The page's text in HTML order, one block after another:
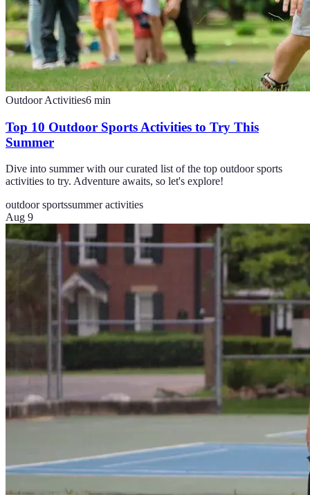
Outdoor Activities6 min
Top 10 Outdoor Sports Activities to Try This
Summer
Dive into summer with our curated list of the top outdoor sports
activities to try. Adventure awaits, so let's explore!
outdoor sportssummer activities
Aug 9